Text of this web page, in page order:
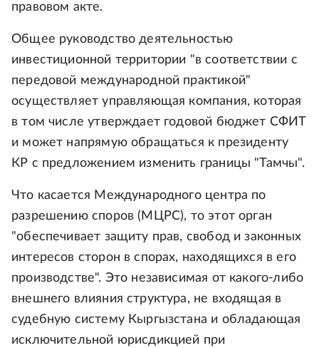
правовом акте.
Общее руководство деятельностью
инвестиционной территории "в соответствии с
передовой международной практикой"
осуществляет управляющая компания, которая
в том числе утверждает годовой бюджет СФИТ
и может напрямую обращаться к президенту
КР с предложением изменить границы "Тамчы".
Что касается Международного центра по
разрешению споров (МЦРС), то этот орган
"обеспечивает защиту прав, свобод и законных
интересов сторон в спорах, находящихся в его
производстве". Это независимая от какого-либо
внешнего влияния структура, не входящая в
судебную систему Кыргызстана и обладающая
исключительной юрисдикцией при